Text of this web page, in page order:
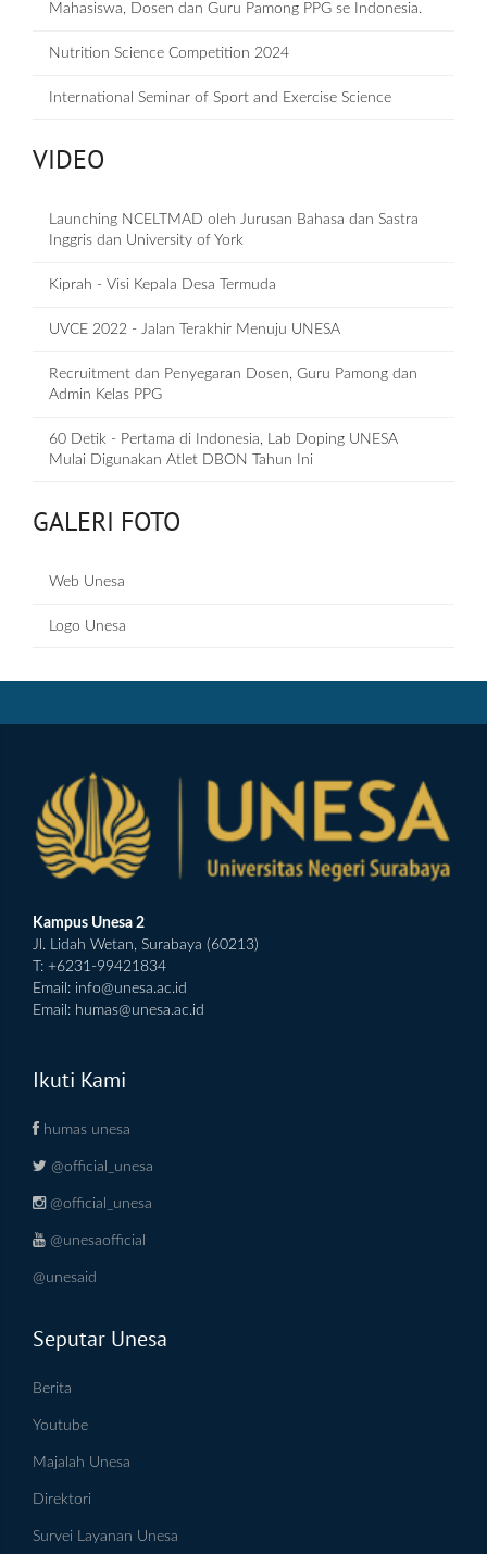
Mahasiswa, Dosen dan Guru Pamong PPG se Indonesia.
Nutrition Science Competition 2024
International Seminar of Sport and Exercise Science
VIDEO
Launching NCELTMAD oleh Jurusan Bahasa dan Sastra
Inggris dan University of York
Kiprah - Visi Kepala Desa Termuda
UVCE 2022 - Jalan Terakhir Menuju UNESA
Recruitment dan Penyegaran Dosen, Guru Pamong dan
Admin Kelas PPG
60 Detik - Pertama di Indonesia, Lab Doping UNESA
Mulai Digunakan Atlet DBON Tahun Ini
GALERI FOTO
Web Unesa
Logo Unesa
Kampus Unesa 2
Jl. Lidah Wetan, Surabaya (60213)
T: +6231-99421834
Email: info@unesa.ac.id
Email: humas@unesa.ac.id
Ikuti Kami
humas unesa
@official_unesa
@official_unesa
@unesaofficial
@unesaid
Seputar Unesa
Berita
Youtube
Majalah Unesa
Direktori
Survei Layanan Unesa